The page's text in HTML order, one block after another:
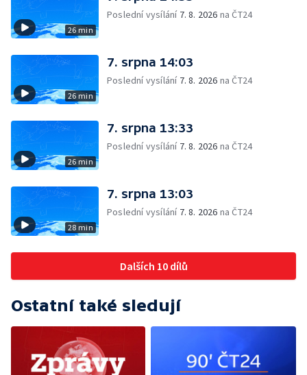
26 min
Poslední vysílání 7. 8. 2026 na ČT24
26 min
7. srpna 14:03
Poslední vysílání 7. 8. 2026 na ČT24
26 min
7. srpna 13:33
Poslední vysílání 7. 8. 2026 na ČT24
28 min
7. srpna 13:03
Poslední vysílání 7. 8. 2026 na ČT24
Dalších 10 dílů
Ostatní také sledují